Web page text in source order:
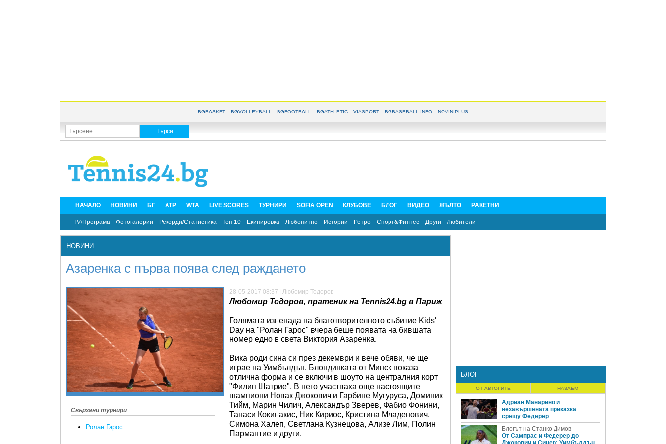
BGBASKET BGVOLLEYBALL BGFOOTBALL BGATHLETIC VIASPORT BGBASEBALL.INFO NOVINIPLUS
НАЧАЛО НОВИНИ БГ ATP WTA LIVE SCORES ТУРНИРИ SOFIA OPEN КЛУБОВЕ БЛОГ ВИДЕО ЖЪЛТО РАКЕТНИ
TV/Програма Фотогалерии Рекорди/Статистика Топ 10 Екипировка Любопитно Истории Ретро Спорт&Фитнес Други Любители
НОВИНИ
Азаренка с първа поява след раждането
Свързани турнири
Ролан Гарос
28-05-2017 08:37 | Любомир Тодоров
Любомир Тодоров, пратеник на Tennis24.bg в Париж
Голямата изненада на благотворителното събитие Kids′
Day на "Ролан Гарос" вчера беше появата на бившата
номер едно в света Виктория Азаренка.
Вика роди сина си през декември и вече обяви, че ще
играе на Уимбълдън. Блондинката от Минск показа
отлична форма и се включи в шоуто на централния корт
"Филип Шатрие". В него участваха още настоящите
шампиони Новак Джокович и Гарбине Мугуруса, Доминик
Тийм, Марин Чилич, Александър Зверев, Фабио Фонини,
Танаси Кокинакис, Ник Кириос, Кристина Младенович,
Симона Халеп, Светлана Кузнецова, Ализе Лим, Полин
Пармантие и други.
БЛОГ
ОТ АВТОРИТЕ НАЗАЕМ
Адриан Манарино и
незавършената приказка
срещу Федерер
Блогът на Станко Димов
От Сампрас и Федерер до
Джокович и Синер: Уимбълдън